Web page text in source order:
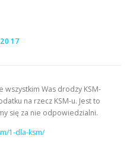
Was drodzy KSM-
na rzecz KSM-u. Jest to
się za nie odpowiedzialni.
1-dla-ksm/